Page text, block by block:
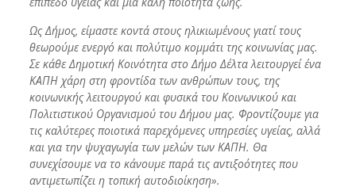
Ως Δήμος, είμαστε κοντά στους ηλικιωμένους γιατί τους
θεωρούμε ενεργό και πολύτιμο κομμάτι της κοινωνίας μας.
Σε κάθε Δημοτική Κοινότητα στο Δήμο Δέλτα λειτουργεί ένα
ΚΑΠΗ χάρη στη φροντίδα των ανθρώπων τους, της
κοινωνικής λειτουργού και φυσικά του Κοινωνικού και
Πολιτιστικού Οργανισμού του Δήμου μας. Φροντίζουμε για
τις καλύτερες ποιοτικά παρεχόμενες υπηρεσίες υγείας, αλλά
και για την ψυχαγωγία των μελών των ΚΑΠΗ. Θα
συνεχίσουμε να το κάνουμε παρά τις αντιξοότητες που
αντιμετωπίζει η τοπική αυτοδιοίκηση».